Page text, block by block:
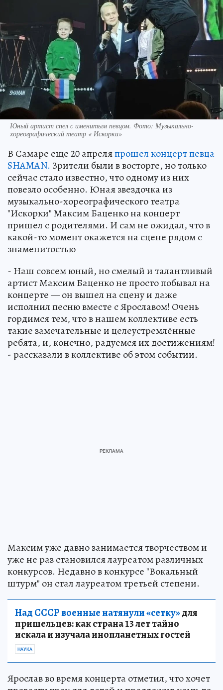
Юный артист спел с именитым певцом. Фото: Музыкально-
хореографический театр « Искорки»
В Самаре еще 20 апреляпрошел концерт певца
SHAMAN. Зрители были в восторге, но только
сейчас стало известно, что одному из них
повезло особенно. Юная звездочка из
музыкально-хореографического театра
"Искорки" Максим Баценко на концерт
пришел с родителями. И сам не ожидал, что в
какой-то момент окажется на сцене рядом с
знаменитостью
- Наш совсем юный, но смелый и талантливый
артист Максим Баценко не просто побывал на
концерте — он вышел на сцену и даже
исполнил песню вместе с Ярославом! Очень
гордимся тем, что в нашем коллективе есть
такие замечательные и целеустремлённые
ребята, и, конечно, радуемся их достижениям!
- рассказали в коллективе об этом событии.
Максим уже давно занимается творчеством и
уже не раз становился лауреатом различных
конкурсов. Недавно в конкурсе "Вокальный
штурм" он стал лауреатом третьей степени.
Над СССР военные натянули «сетку»для
пришельцев: как страна 13 лет тайно
искала и изучала инопланетных гостей
НАУКА
Ярослав во время концерта отметил, что хочет